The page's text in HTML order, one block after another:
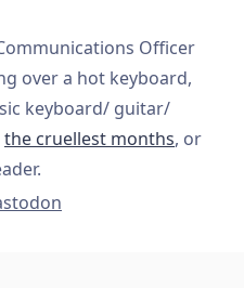
Officer
over a hot keyboard,
keyboard/ guitar/
the cruellest months, or